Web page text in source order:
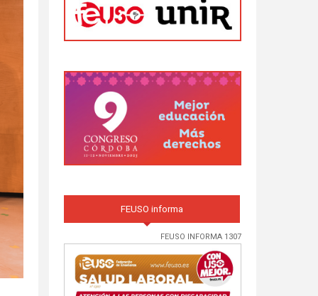
FEUSO informa
FEUSO INFORMA 1307